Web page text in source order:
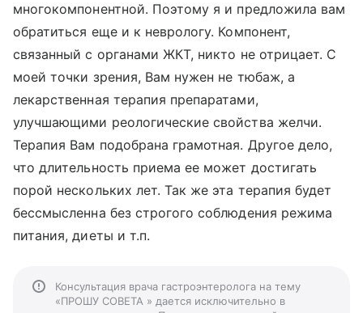
многокомпонентной. Поэтому я и предложила вам
обратиться еще и к неврологу. Компонент,
связанный с органами ЖКТ, никто не отрицает. С
моей точки зрения, Вам нужен не тюбаж, а
лекарственная терапия препаратами,
улучшающими реологические свойства желчи.
Терапия Вам подобрана грамотная. Другое дело,
что длительность приема ее может достигать
порой нескольких лет. Так же эта терапия будет
бессмысленна без строгого соблюдения режима
питания, диеты и т.п.
Консультация врача гастроэнтеролога на тему
«ПРОШУ СОВЕТА » дается исключительно в